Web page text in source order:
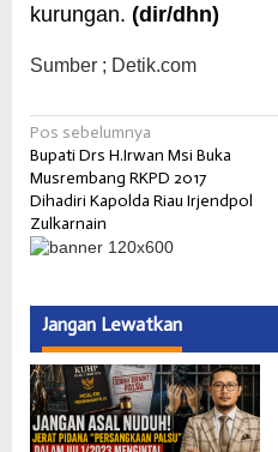
kurungan. (dir/dhn)
Sumber ; Detik.com
Navigasi
pos
Pos sebelumnya
Bupati Drs H.Irwan Msi Buka
Musrembang RKPD 2017
Dihadiri Kapolda Riau Irjendpol
Zulkarnain
Jangan Lewatkan